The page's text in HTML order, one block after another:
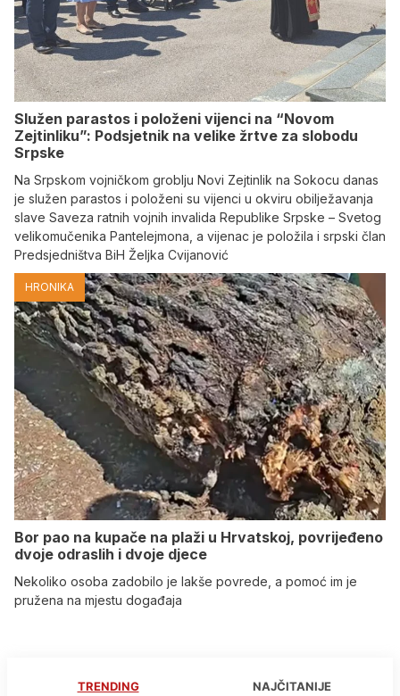
Služen parastos i položeni vijenci na “Novom
Zejtinliku”: Podsjetnik na velike žrtve za slobodu
Srpske
Na Srpskom vojničkom groblju Novi Zejtinlik na Sokocu danas
je služen parastos i položeni su vijenci u okviru obilježavanja
slave Saveza ratnih vojnih invalida Republike Srpske – Svetog
velikomučenika Pantelejmona, a vijenac je položila i srpski član
Predsjedništva BiH Željka Cvijanović
HRONIKA
Bor pao na kupače na plaži u Hrvatskoj, povrijeđeno
dvoje odraslih i dvoje djece
Nekoliko osoba zadobilo je lakše povrede, a pomoć im je
pružena na mjestu događaja
TRENDING NAJČITANIJE